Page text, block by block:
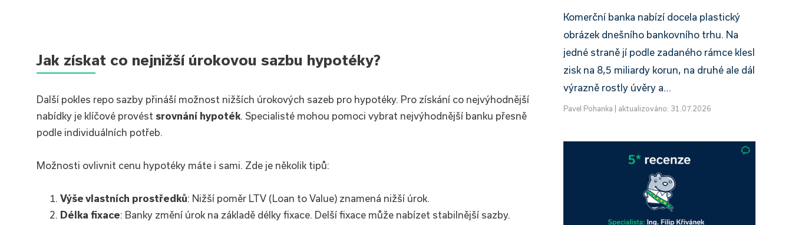
Jak získat co nejnižší úrokovou sazbu hypotéky?
Další pokles repo sazby přináší možnost nižších úrokových sazeb pro hypotéky. Pro získání co nejvýhodnější
nabídky je klíčové provést srovnání hypoték. Specialisté mohou pomoci vybrat nejvýhodnější banku přesně
podle individuálních potřeb.
Možnosti ovlivnit cenu hypotéky máte i sami. Zde je několik tipů:
Výše vlastních prostředků: Nižší poměr LTV (Loan to Value) znamená nižší úrok.
Délka fixace: Banky změní úrok na základě délky fixace. Delší fixace může nabízet stabilnější sazby.
Komerční banka nabízí docela plastický
obrázek dnešního bankovního trhu. Na
jedné straně jí podle zadaného rámce klesl
zisk na 8,5 miliardy korun, na druhé ale dál
výrazně rostly úvěry a…
Pavel Pohanka aktualizováno: 31.07.2026